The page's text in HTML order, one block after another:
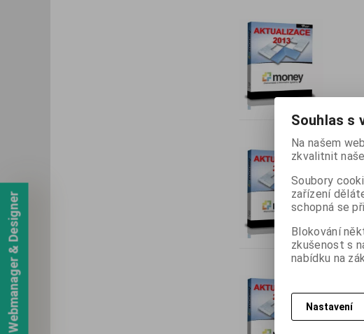
Webmanager & Designer
Souhlas s
Na našem
zkvalitnit
Soubory
zařízení
schopná se
Blokování
zkušenost s
nabídku na
Nastavení